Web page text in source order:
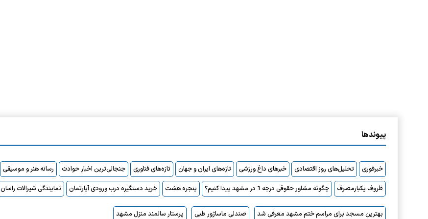
پیوندها
خبرفوری تحلیل‌های روز اقتصادی خبرهای داغ ورزشی تازه‌های ایران و جهان تازه‌های فناوری جنجالی‌ترین اخبار حوادث رسانه هنر و موسیقی
ظروف یکبارمصرف
چگونه مشاور حقوقی درجه 1 در مشهد پیدا کنیم؟ پنجره هشت خرید دستگیره درب ورودی آپارتمان نمایندگی شیرالات راسان
بهترین مسجد برای مراسم ختم مشهد معرفی شد صندلی ماساژور طبی پرستار سالمند منزل مشهد